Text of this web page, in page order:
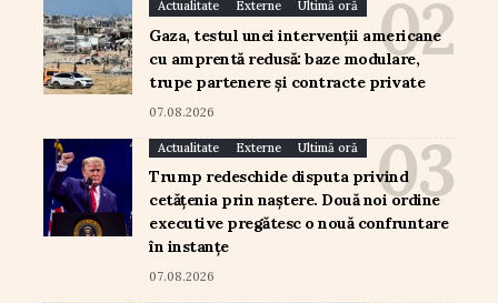
Actualitate Externe Ultimă oră
Gaza, testul unei intervenții americane
cu amprentă redusă: baze modulare,
trupe partenere și contracte private
07.08.2026
Actualitate Externe Ultimă oră
Trump redeschide disputa privind
cetățenia prin naștere. Două noi ordine
executive pregătesc o nouă confruntare
în instanțe
07.08.2026